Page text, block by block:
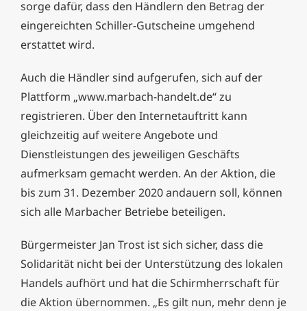
sorge dafür, dass den Händlern den Betrag der
eingereichten Schiller-Gutscheine umgehend
erstattet wird.
Auch die Händler sind aufgerufen, sich auf der
Plattform „www.marbach-handelt.de“ zu
registrieren. Über den Internetauftritt kann
gleichzeitig auf weitere Angebote und
Dienstleistungen des jeweiligen Geschäfts
aufmerksam gemacht werden. An der Aktion, die
bis zum 31. Dezember 2020 andauern soll, können
sich alle Marbacher Betriebe beteiligen.
Bürgermeister Jan Trost ist sich sicher, dass die
Solidarität nicht bei der Unterstützung des lokalen
Handels aufhört und hat die Schirmherrschaft für
die Aktion übernommen. „Es gilt nun, mehr denn je